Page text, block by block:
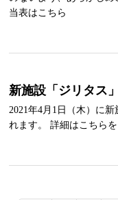
当表はこちら
新施設「ジリタス
2021年4月1日（木）に
れます。 詳細はこちらを